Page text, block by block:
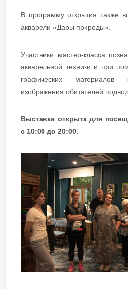
В программу открытия также
акварели «Дары природы».
Участники мастер-класса
акварельной техники и при
графических материалов
изображения обитателей
Выставка открыта для
с 10:00 до 20:00.